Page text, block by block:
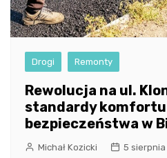
Drogi Remonty
Rewolucja na ul.
standardy
bezpieczeństwa w
Michał Kozicki 5